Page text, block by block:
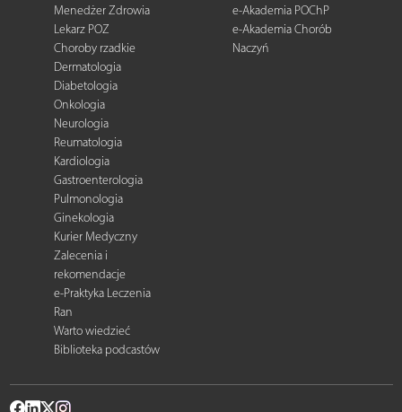
Menedżer Zdrowia
Lekarz POZ
Choroby rzadkie
Dermatologia
Diabetologia
Onkologia
Neurologia
Reumatologia
Kardiologia
Gastroenterologia
Pulmonologia
Ginekologia
Kurier Medyczny
Zalecenia i
rekomendacje
e-Praktyka Leczenia
Ran
Warto wiedzieć
Biblioteka podcastów
e-Akademia POChP
e-Akademia Chorób
Naczyń